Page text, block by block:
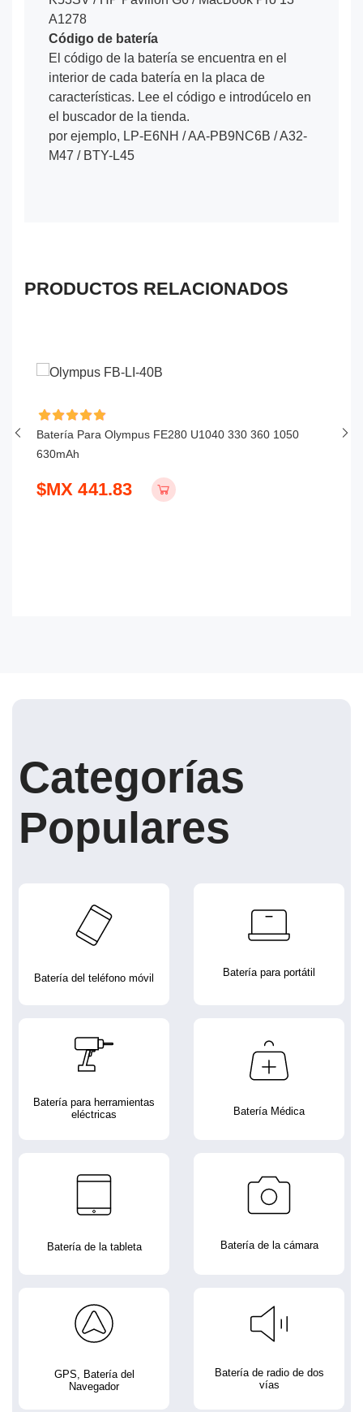
A1278
Código de batería
El código de la batería se encuentra en el
interior de cada batería en la placa de
características. Lee el código e introdúcelo en
el buscador de la tienda.
por ejemplo, LP-E6NH / AA-PB9NC6B / A32-
M47 / BTY-L45
PRODUCTOS RELACIONADOS
Batería Para Olympus FE280 U1040 330 360 1050
630mAh
$MX 441.83
Categorías
Populares
Batería del teléfono móvil Batería para portátil
Batería para herramientas
eléctricas
Batería Médica
Batería de la tableta Batería de la cámara
GPS, Batería del
Navegador
Batería de radio de dos
vías